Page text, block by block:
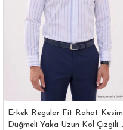
Erkek Regular Fit Rahat Kesim
Düğmeli Yaka Uzun Kol Çizgili